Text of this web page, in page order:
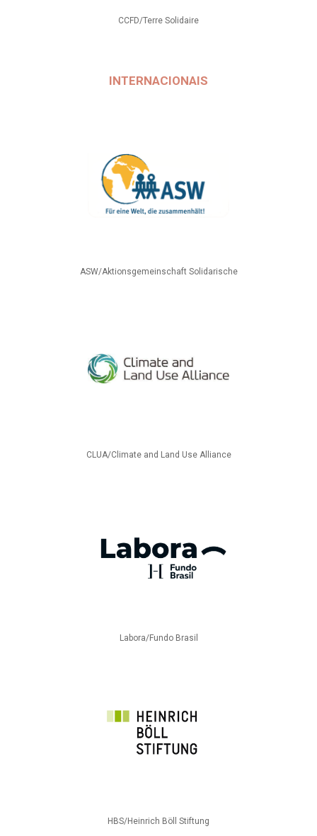
CCFD/Terre Solidaire
INTERNACIONAIS
ASW/Aktionsgemeinschaft Solidarische
CLUA/Climate and Land Use Alliance
Labora/Fundo Brasil
HBS/Heinrich Böll Stiftung